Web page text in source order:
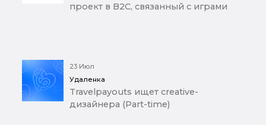
проект в B2C, связанный с играми
23 Июл
Удаленка
Travelpayouts ищет creative-
дизайнера (Part-time)